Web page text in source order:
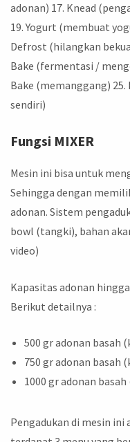
adonan) 17. Knead
19. Yogurt (membuat
Defrost (hilangkan
Bake (fermentasi /
Bake (memanggang)
sendiri)
Fungsi MIXER
Mesin ini bisa untuk
Sehingga dengan
adonan. Sistem
bowl (tangki), bahan
video)
Kapasitas adonan
Berikut detailnya :
500 gr adonan basah
750 gr adonan basah
1000 gr adonan
Pengadukan di mesin ini